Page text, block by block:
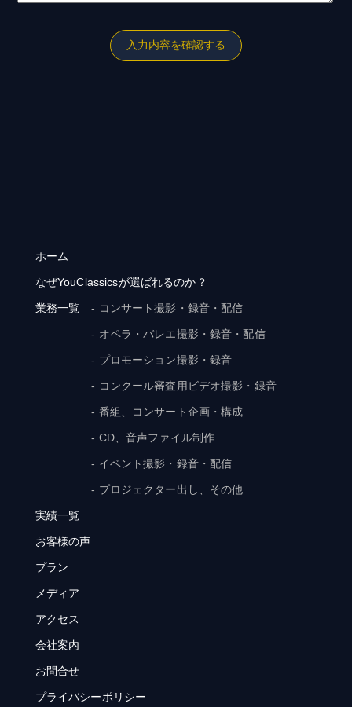
ホーム
なぜYouClassicsが選ばれるのか？
業務一覧 - コンサート撮影・録音・配信
- オペラ・バレエ撮影・録音・配信
- プロモーション撮影・録音
- コンクール審査用ビデオ撮影・録音
- 番組、コンサート企画・構成
- CD、音声ファイル制作
- イベント撮影・録音・配信
- プロジェクター出し、その他
実績一覧
お客様の声
プラン
メディア
アクセス
会社案内
お問合せ
プライバシーポリシー